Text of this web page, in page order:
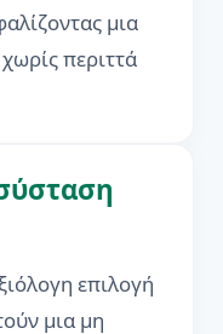
μια
περιττά
επιλογή
μια μη